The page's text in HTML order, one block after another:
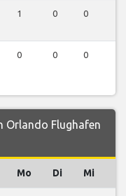
1 0 0
0 0 0
Orlando Flughafen
Mo Di Mi